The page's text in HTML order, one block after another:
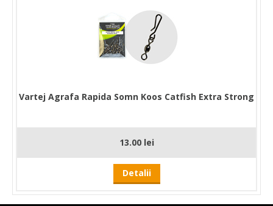
Vartej Agrafa Rapida Somn Koos Catfish Extra Strong
13.00 lei
Detalii